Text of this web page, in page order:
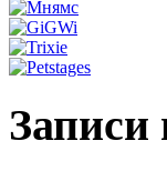
Записи